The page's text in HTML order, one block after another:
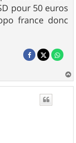
pour 50 euros
france donc
a